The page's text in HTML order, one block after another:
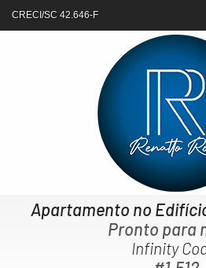
CRECI/SC 42.646-F
Apartamento no
Pronto para
Infinity